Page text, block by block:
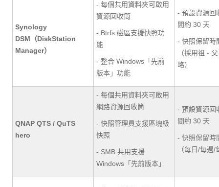
Synology
DSM（DiskStation
Manager）
- 每個共用資料夾可啟用
資源回收筒
- Btrfs 磁區支援快照功
能
- 整合 Windows「先前
版本」功能
- 預設資源回
間約 30 天
- 快照保留時
（採用祖 -
略）
QNAP QTS / QuTS
hero
- 每個共用資料夾可啟用
網路資源回收筒
- 快照管理員支援區塊級
快照
- SMB 共用支援
Windows「先前版本」
- 預設資源回
間約 30 天
- 快照保留時
（每日/每週